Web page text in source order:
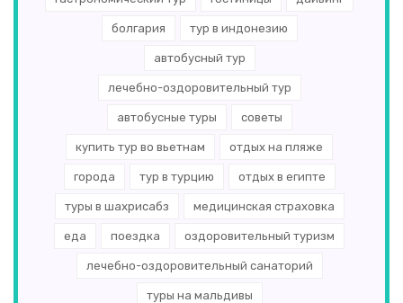
болгария тур в индонезию
автобусный тур
лечебно-оздоровительный тур
автобусные туры советы
купить тур во вьетнам отдых на пляже
города тур в турцию отдых в египте
туры в шахрисабз медицинская страховка
еда поездка оздоровительный туризм
лечебно-оздоровительный санаторий
туры на мальдивы